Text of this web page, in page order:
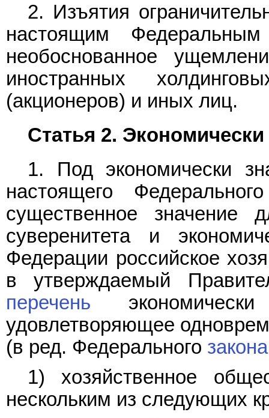
2. Изъятия
настоящим
необоснованное
иностранных
(акционеров) и иных лиц.
Статья 2.
1. Под экономически
настоящего
существенное значение
суверенитета и
Федерации российское
в утверждаемый
перечень
удовлетворяющее
(в ред. Федерального закона
1) хозяйственное
нескольким из следующих